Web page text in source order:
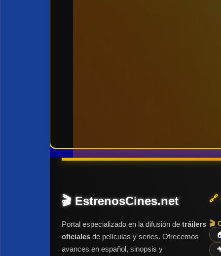
🎬 EstrenosCines.net
Portal especializado en la difusión de tráilers
oficiales de películas y series. Ofrecemos
avances en español, sinopsis y
🎬